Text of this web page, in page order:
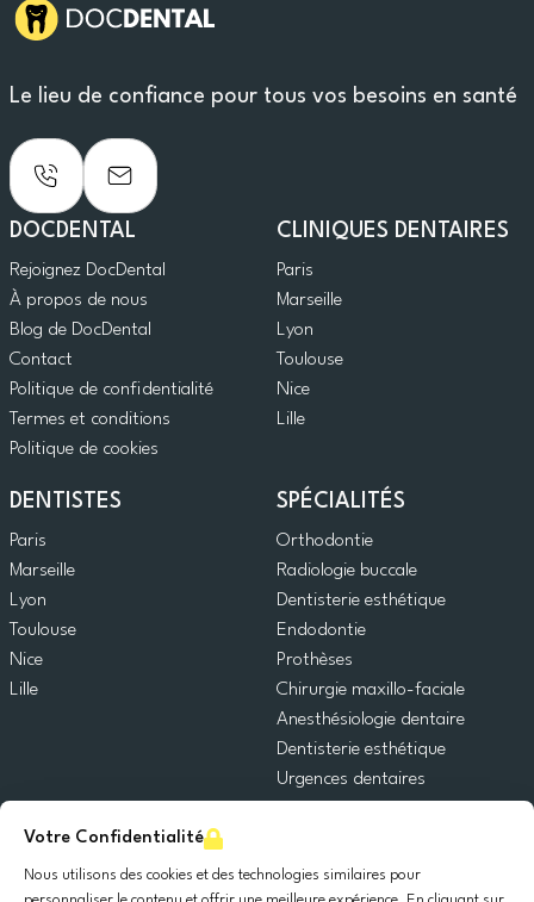
Votre Confidentialité
Nous utilisons des cookies et des technologies similaires pour
Le lieu de confiance pour tous vos besoins en santé
DOCDENTAL
Rejoignez DocDental
À propos de nous
Blog de DocDental
Contact
Politique de confidentialité
Termes et conditions
Politique de cookies
CLINIQUES DENTAIRES
Paris
Marseille
Lyon
Toulouse
Nice
Lille
DENTISTES
Paris
Marseille
Lyon
Toulouse
Nice
Lille
SPÉCIALITÉS
Orthodontie
Radiologie buccale
Dentisterie esthétique
Endodontie
Prothèses
Chirurgie maxillo-faciale
Anesthésiologie dentaire
Dentisterie esthétique
Urgences dentaires
Chirurgie orale